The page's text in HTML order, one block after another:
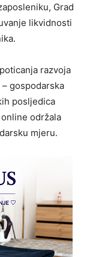
Grad
likvidnosti
razvoja
gospodarska
posljedica
održala
mjeru.